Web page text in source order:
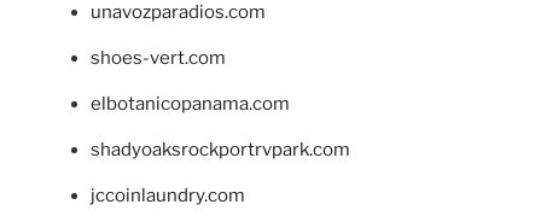
unavozparadios.com
shoes-vert.com
elbotanicopanama.com
shadyoaksrockportrvpark.com
jccoinlaundry.com